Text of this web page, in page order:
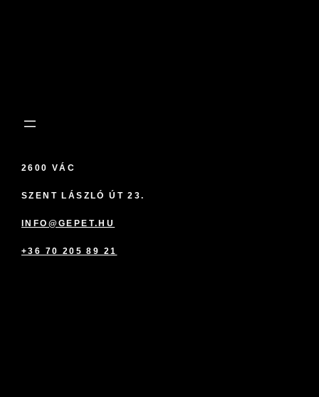
2600 VÁC
SZENT LÁSZLÓ ÚT 23.
INFO@GEPET.HU
+36 70 205 89 21